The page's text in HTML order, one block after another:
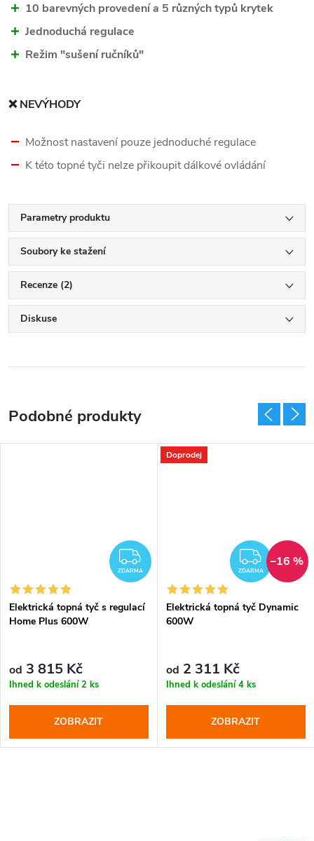
10 barevných provedení a 5 různých typů krytek
Jednoduchá regulace
Režim "sušení ručníků"
❌ NEVÝHODY
Možnost nastavení pouze jednoduché regulace
K této topné tyči nelze přikoupit dálkové ovládání
Parametry produktu
Soubory ke stažení
Recenze (2)
Diskuse
ZDARMA
ZDARMA
Elektrická topná tyč s regulací
Home Plus 600W
od 3 815 Kč
Ihned k odeslání2 ks
ZOBRAZIT
Doprodej
ZDARMA
–16 %
Elektrická topná tyč Dynamic
600W
od 2 311 Kč
Ihned k odeslání4 ks
ZOBRAZIT